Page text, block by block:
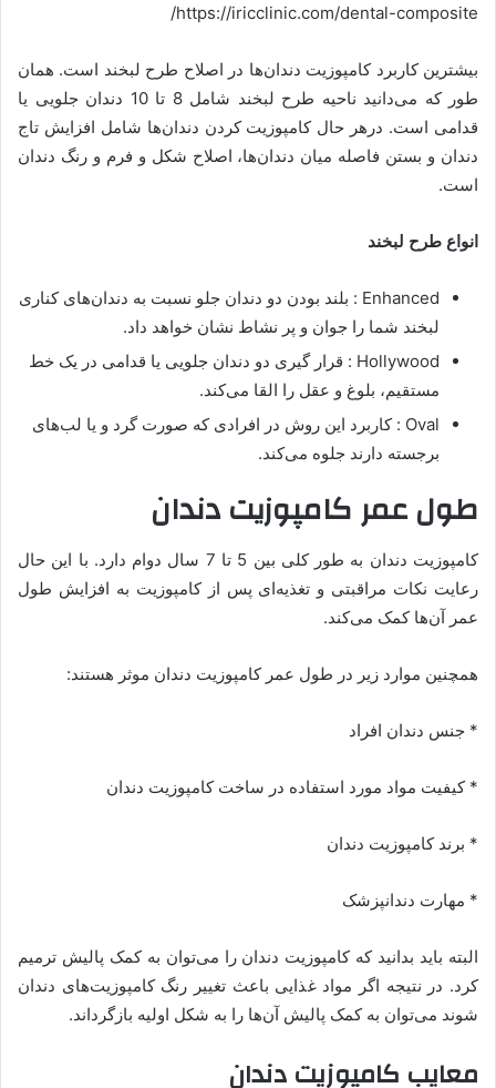
https://iricclinic.com/dental-composite/
بیشترین کاربرد کامپوزیت دندان‌ها در اصلاح طرح لبخند است. همان
طور که می‌دانید ناحیه طرح لبخند شامل 8 تا 10 دندان جلویی یا
قدامی است. درهر حال کامپوزیت کردن دندان‌ها شامل افزایش تاج
دندان و بستن فاصله میان دندان‌ها، اصلاح شکل و فرم و رنگ دندان
است.
انواع طرح لبخند
Enhanced : بلند بودن دو دندان جلو نسبت به دندان‌های کناری
لبخند شما را جوان و پر نشاط نشان خواهد داد.
Hollywood : قرار گیری دو دندان جلویی یا قدامی در یک خط
مستقیم، بلوغ و عقل را القا می‌کند.
Oval : کاربرد این روش در افرادی که صورت گرد و یا لب‌های
برجسته دارند جلوه می‌کند.
طول عمر کامپوزیت دندان
کامپوزیت دندان به طور کلی بین 5 تا 7 سال دوام دارد. با این حال
رعایت نکات مراقبتی و تغذیه‌ای پس از کامپوزیت به افزایش طول
عمر آن‌ها کمک می‌کند.
همچنین موارد زیر در طول عمر کامپوزیت دندان موثر هستند:
* جنس دندان افراد
* کیفیت مواد مورد استفاده در ساخت کامپوزیت دندان
* برند کامپوزیت دندان
* مهارت دندانپزشک
البته باید بدانید که کامپوزیت دندان را می‌توان به کمک پالیش ترمیم
کرد. در نتیجه اگر مواد غذایی باعث تغییر رنگ کامپوزیت‌های دندان
شوند می‌توان به کمک پالیش آن‌ها را به شکل اولیه بازگرداند.
معایب کامپوزیت دندان